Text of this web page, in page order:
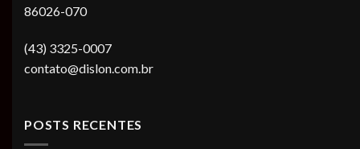
86026-070
(43) 3325-0007
contato@dislon.com.br
POSTS RECENTES